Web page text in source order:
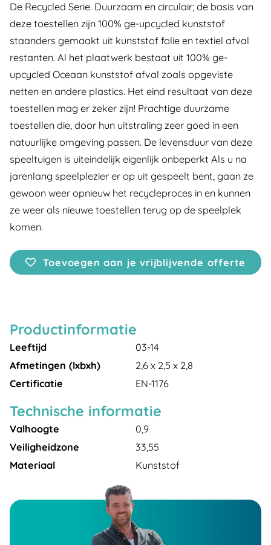
De Recycled Serie. Duurzaam en circulair; de basis van
deze toestellen zijn 100% ge-upcycled kunststof
staanders gemaakt uit kunststof folie en textiel afval
restanten. Al het plaatwerk bestaat uit 100% ge-
upcycled Oceaan kunststof afval zoals opgeviste
netten en andere plastics. Het eind resultaat van deze
toestellen mag er zeker zijn! Prachtige duurzame
toestellen die, door hun uitstraling zeer goed in een
natuurlijke omgeving passen. De levensduur van deze
speeltuigen is uiteindelijk eigenlijk onbeperkt Als u na
jarenlang speelplezier er op uit gespeelt bent, gaan ze
gewoon weer opnieuw het recycleproces in en kunnen
ze weer als nieuwe toestellen terug op de speelplek
komen.
Toevoegen aan je vrijblijvende offerte
Productinformatie
Leeftijd
03-14
Afmetingen (lxbxh)
2,6 x 2,5 x 2,8
Certificatie
EN-1176
Technische informatie
Valhoogte
0,9
Veiligheidzone
33,55
Materiaal
Kunststof